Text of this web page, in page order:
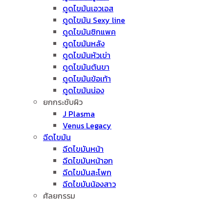
ดูดไขมันเอวเอส
ดูดไขมัน Sexy line
ดูดไขมันซิกแพค
ดูดไขมันหลัง
ดูดไขมันหัวเข่า
ดูดไขมันต้นขา
ดูดไขมันข้อเท้า
ดูดไขมันน่อง
ยกกระชับผิว
J Plasma
Venus Legacy
ฉีดไขมัน
ฉีดไขมันหน้า
ฉีดไขมันหน้าอก
ฉีดไขมันสะโพก
ฉีดไขมันน้องสาว
ศัลยกรรม